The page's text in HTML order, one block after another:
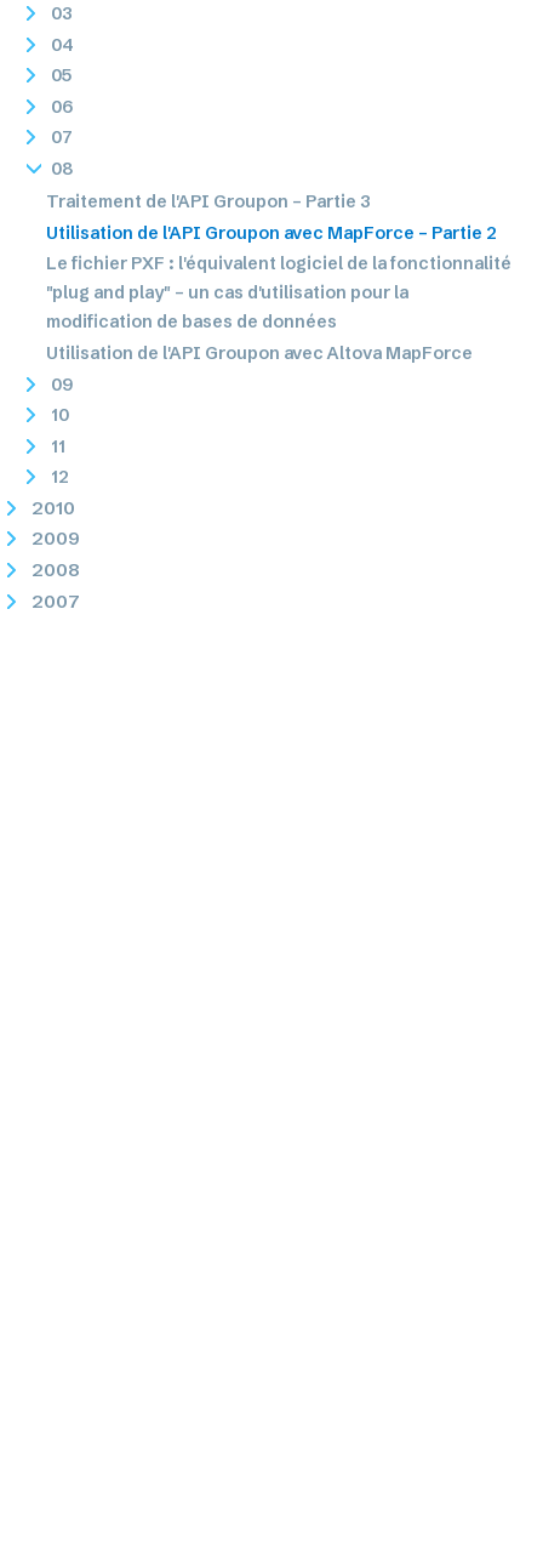
03
04
05
06
07
08
Traitement de l'API Groupon – Partie 3
Utilisation de l'API Groupon avec MapForce – Partie 2
Le fichier PXF : l'équivalent logiciel de la fonctionnalité
"plug and play" – un cas d'utilisation pour la
modification de bases de données
Utilisation de l'API Groupon avec Altova MapForce
09
10
11
12
2010
2009
2008
2007